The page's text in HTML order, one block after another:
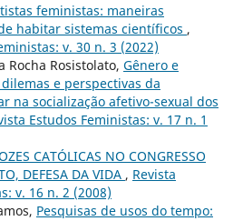
feministas: maneiras
habitar sistemas científicos ,
v. 30 n. 3 (2022)
Rocha Rosistolato, Gênero e
e perspectivas da
na socialização afetivo-sexual dos
Estudos Feministas: v. 17 n. 1
CATÓLICAS NO CONGRESSO
DEFESA DA VIDA , Revista
v. 16 n. 2 (2008)
Pesquisas de usos do tempo: